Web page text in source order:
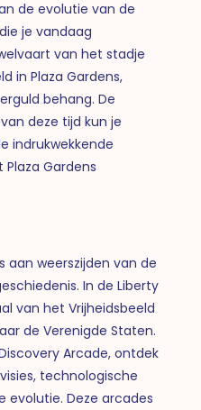
de evolutie van de
je vandaag
van het stadje
in Plaza Gardens,
behang. De
deze tijd kun je
indrukwekkende
Gardens
aan weerszijden van de
In de Liberty
van het Vrijheidsbeeld
de Verenigde Staten.
Arcade, ontdek
technologische
evolutie. Deze arcades